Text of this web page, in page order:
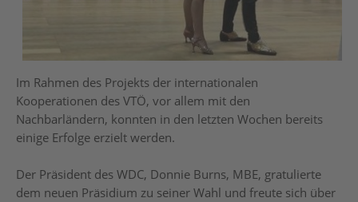
Im Rahmen des Projekts der internationalen
Kooperationen des VTÖ, vor allem mit den
Nachbarländern, konnten in den letzten Wochen bereits
einige Erfolge erzielt werden.
Der Präsident des WDC, Donnie Burns, MBE, gratulierte
dem neuen Präsidium zu seiner Wahl und freute sich über